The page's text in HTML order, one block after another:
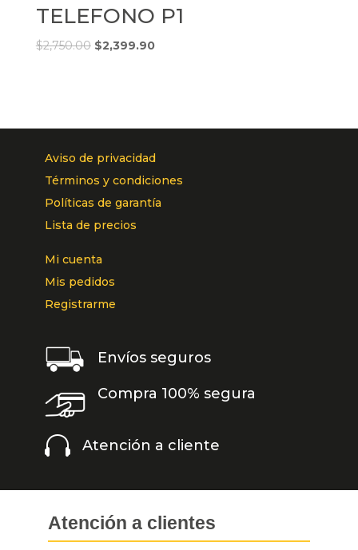
TELEFONO P1
$2,750.00 $2,399.90
Aviso de privacidad
Términos y condiciones
Políticas de garantía
Lista de precios
Mi cuenta
Mis pedidos
Registrarme
Envíos seguros
Compra 100% segura
 Atención a cliente
Atención a clientes